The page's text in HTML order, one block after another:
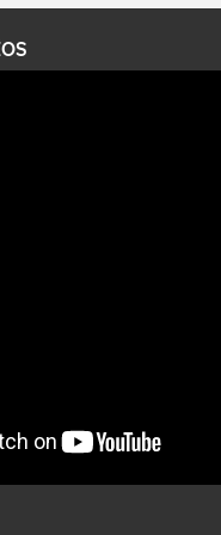
h et atteindre 80 à 100 km/h
Il parcourt la basse vallée
et envahit le littoral
la Camargue.